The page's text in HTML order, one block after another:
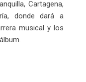
Cartagena,
donde dará a
musical y los